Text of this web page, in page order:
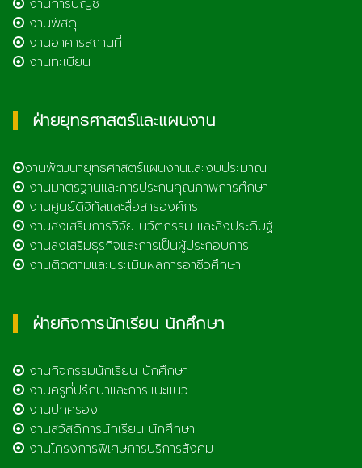
งานการบัญชี
งานพัสดุ
งานอาคารสถานที่
งานทะเบียน
ฝ่ายยุทธศาสตร์และแผนงาน
งานพัฒนายุทธศาสตร์แผนงานและงบประมาณ
งานมาตรฐานและการประกันคุณภาพการศึกษา
งานศูนย์ดิจิทัลและสื่อสารองค์กร
งานส่งเสริมการวิจัย นวัตกรรม และสิ่งประดิษฐ์
งานส่งเสริมธุรกิจและการเป็นผู้ประกอบการ
งานติดตามและประเมินผลการอาชีวศึกษา
ฝ่ายกิจการนักเรียน นักศึกษา
งานกิจกรรมนักเรียน นักศึกษา
งานครูที่ปรึกษาและการแนะแนว
งานปกครอง
งานสวัสดิการนักเรียน นักศึกษา
งานโครงการพิเศษการบริการสังคม